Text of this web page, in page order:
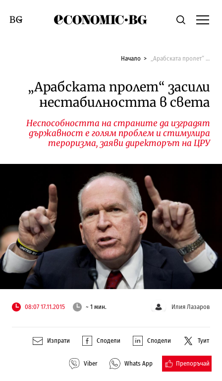
Economic.bgТърсене
Смяна на език
Начало „Арабската пролет“ засили нестабилността в света
„Арабската пролет“ засили
нестабилността в света
Неспособността на страните да изградят
държавност е голям проблем и стимулира
тероризма, заяви директорът на ЦРУ
08:07 17.11.2015 ~ 1 мин. Илия Лазаров
Изпрати Сподели Сподели Туит
Viber Whats App Препоръчай